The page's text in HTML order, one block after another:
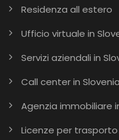
Residenza all estero
Ufficio virtuale in
Servizi aziendali in
Call center in Slovenia
Agenzia immobiliare
Licenze per